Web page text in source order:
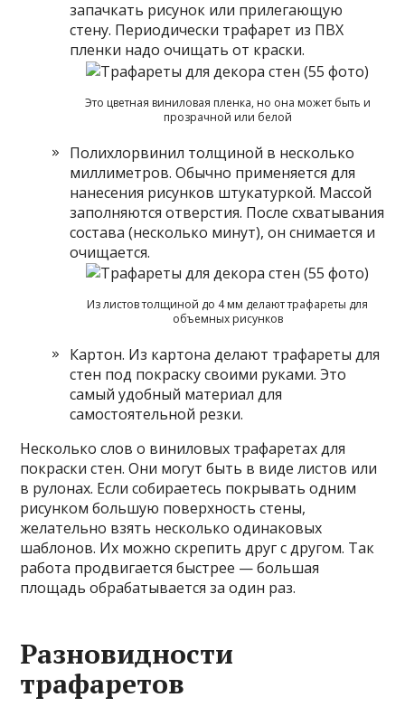
запачкать рисунок или прилегающую
стену. Периодически трафарет из ПВХ
пленки надо очищать от краски.
Это цветная виниловая пленка, но она может быть и
прозрачной или белой
Полихлорвинил толщиной в несколько
миллиметров. Обычно применяется для
нанесения рисунков штукатуркой. Массой
заполняются отверстия. После схватывания
состава (несколько минут), он снимается и
очищается.
Из листов толщиной до 4 мм делают трафареты для
объемных рисунков
Картон. Из картона делают трафареты для
стен под покраску своими руками. Это
самый удобный материал для
самостоятельной резки.
Несколько слов о виниловых трафаретах для
покраски стен. Они могут быть в виде листов или
в рулонах. Если собираетесь покрывать одним
рисунком большую поверхность стены,
желательно взять несколько одинаковых
шаблонов. Их можно скрепить друг с другом. Так
работа продвигается быстрее — большая
площадь обрабатывается за один раз.
Разновидности
трафаретов